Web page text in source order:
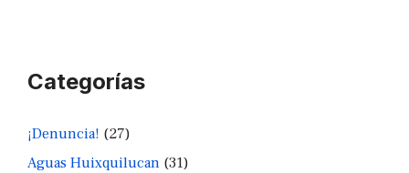
Categorías
¡Denuncia! (27)
Aguas Huixquilucan (31)